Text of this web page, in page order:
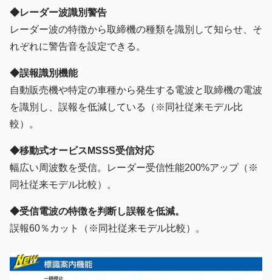
◆レーダー波識別警告
レーダー波の特徴から取締機の種類を識別して知らせ、そ
れぞれに警告音を設定できる。
◆誤報識別機能
自動販売機や特定の車種から発生する電波と取締機の電波
を識別し、誤報を低減している（※同社従来モデル比
較）。
◆移動式オービスMSSS受信対応
幅広い周波数を受信。レーダー受信性能200%アップ（※
同社従来モデル比較）。
◆受信電波の特徴を判断し誤報を低減。
誤報60％カット（※同社従来モデル比較）。